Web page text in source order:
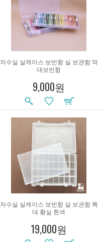
자수실 실케이스 보빈함 실 보관함 막
대보빈함
9,000원
자수실 실케이스 보빈함 실 보관함 특
대 황실 흰색
19,000원